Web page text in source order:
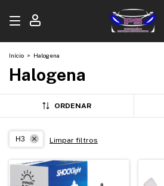
Início > Halogena
Halogena
ORDENAR
H3 Limpar filtros